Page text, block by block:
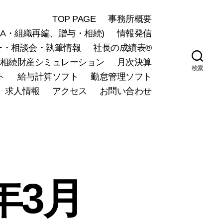
TOP PAGE
事務所概要
・組織再編、贈与・相続)
情報発信
相談会・執筆情報
社長の成績表®
相続財産シミュレーション
月次決算
給与計算ソフト
勤怠管理ソフト
求人情報 アクセス お問い合わせ
検索
3月